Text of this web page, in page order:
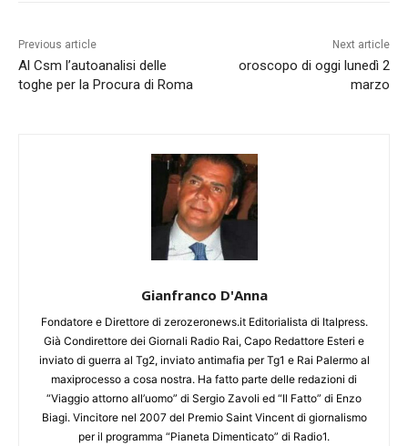
Previous article
Al Csm l’autoanalisi delle
toghe per la Procura di Roma
Next article
oroscopo di oggi lunedì 2
marzo
Gianfranco D'Anna
Fondatore e Direttore di zerozeronews.it Editorialista di Italpress.
Già Condirettore dei Giornali Radio Rai, Capo Redattore Esteri e
inviato di guerra al Tg2, inviato antimafia per Tg1 e Rai Palermo al
maxiprocesso a cosa nostra. Ha fatto parte delle redazioni di
“Viaggio attorno all’uomo” di Sergio Zavoli ed “Il Fatto” di Enzo
Biagi. Vincitore nel 2007 del Premio Saint Vincent di giornalismo
per il programma “Pianeta Dimenticato” di Radio1.